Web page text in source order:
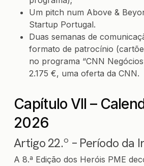
Um pitch num Above &
Startup Portugal.
Duas semanas de
formato de patrocínio
no programa “CNN
2.175 €, uma oferta da CNN.
Capítulo VII –
2026
Artigo 22.º – Período da
A 8.ª Edição dos Heróis PME